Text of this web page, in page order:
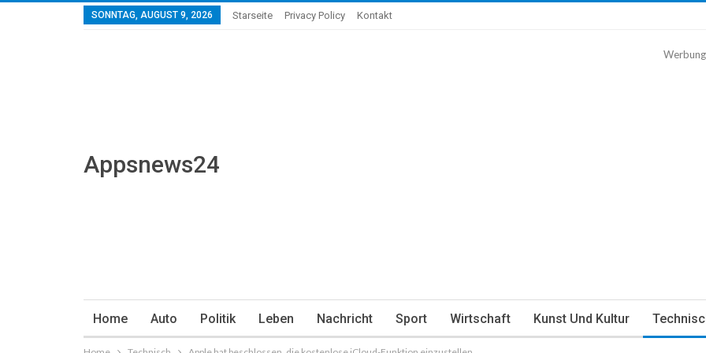
SONNTAG, AUGUST 9, 2026 Starseite Privacy Policy Kontakt
Appsnews24
Werbung
Home Auto Politik Leben Nachricht Sport Wirtschaft Kunst Und Kultur